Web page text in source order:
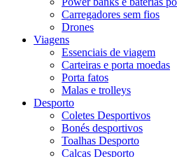
Carregadores sem fios
Drones
Viagens
Essenciais de viagem
Carteiras e porta moedas
Porta fatos
Malas e trolleys
Desporto
Coletes Desportivos
Bonés desportivos
Toalhas Desporto
Calças Desporto